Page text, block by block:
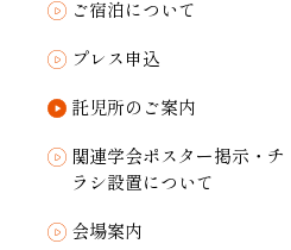
ご宿泊について
プレス申込
託児所のご案内
関連学会ポスター掲示・チ
ラシ設置について
会場案内